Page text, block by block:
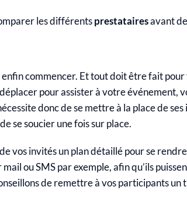
les différentsprestatairesavant
commencer. Et tout doit être fait
pour assister à votre événement,
donc de se mettre à la place de
se soucier une fois sur place.
vos invités un plan détaillé pour se
ou SMS par exemple, afin qu’ils
de remettre à vos participants un